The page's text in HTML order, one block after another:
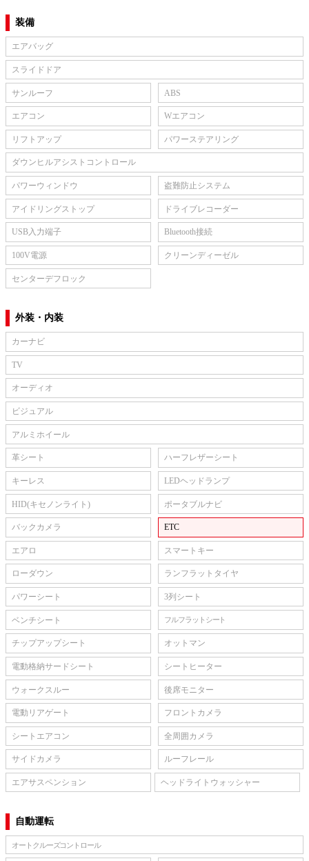
装備
エアバッグ
スライドドア
サンルーフ ABS
エアコン Wエアコン
リフトアップ パワーステアリング
ダウンヒルアシストコントロール
パワーウィンドウ 盗難防止システム
アイドリングストップ ドライブレコーダー
USB入力端子 Bluetooth接続
100V電源 クリーンディーゼル
センターデフロック
外装・内装
カーナビ
TV
オーディオ
ビジュアル
アルミホイール
革シート ハーフレザーシート
キーレス LEDヘッドランプ
HID(キセノンライト) ポータブルナビ
バックカメラ ETC
エアロ スマートキー
ローダウン ランフラットタイヤ
パワーシート 3列シート
ベンチシート フルフラットシート
チップアップシート オットマン
電動格納サードシート シートヒーター
ウォークスルー 後席モニター
電動リアゲート フロントカメラ
シートエアコン 全周囲カメラ
サイドカメラ ルーフレール
エアサスペンション ヘッドライトウォッシャー
自動運転
オートクルーズコントロール